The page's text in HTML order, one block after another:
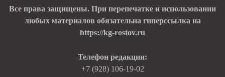
Все права защищены. При перепечатке и использовании
любых материалов обязательна гиперссылка на
https://kg-rostov.ru
Телефон редакции:
+7 (928) 106-19-02